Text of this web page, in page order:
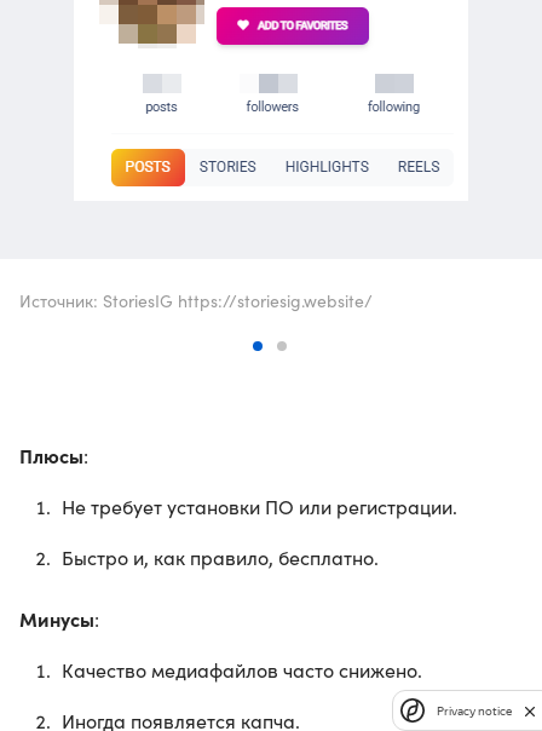
Источник: StoriesIG https://storiesig.website/
Плюсы:
Не требует установки ПО или регистрации.
Быстро и, как правило, бесплатно.
Минусы:
Качество медиафайлов часто снижено.
Иногда появляется капча.
Privacy notice